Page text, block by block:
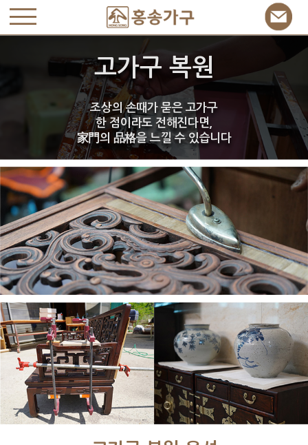
고가구 복원
조상의 손때가 묻은 고가구
한 점이라도 전해진다면,
家門의 品格을 느낄 수 있습니다